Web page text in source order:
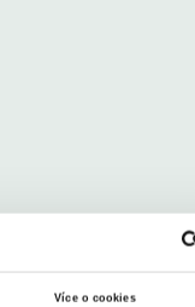
Více o cookies